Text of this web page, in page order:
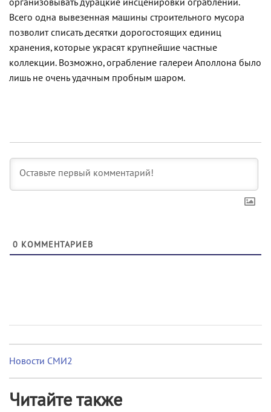
организовывать дурацкие инсценировки ограблений.
Всего одна вывезенная машины строительного мусора
позволит списать десятки дорогостоящих единиц
хранения, которые украсят крупнейшие частные
коллекции. Возможно, ограбление галереи Аполлона было
лишь не очень удачным пробным шаром.
0 КОММЕНТАРИЕВ
Новости СМИ2
Читайте также